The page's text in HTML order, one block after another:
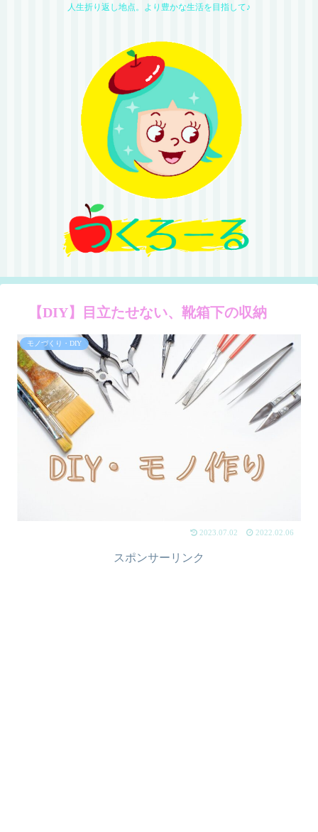
人生折り返し地点。より豊かな生活を目指して♪
【DIY】目立たせない、靴箱下の収納
モノづくり・DIY
2023.07.02 2022.02.06
スポンサーリンク